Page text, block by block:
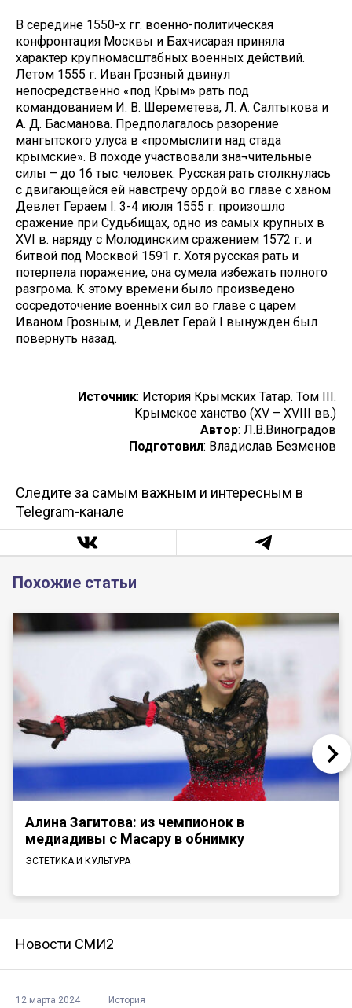
В середине 1550-х гг. военно-политическая
конфронтация Москвы и Бахчисарая приняла
характер крупномасштабных военных действий.
Летом 1555 г. Иван Грозный двинул
непосредственно «под Крым» рать под
командованием И. В. Шереметева, Л. А. Салтыкова и
А. Д. Басманова. Предполагалось разорение
мангытского улуса в «промыслити над стада
крымские». В походе участвовали зна¬чительные
силы – до 16 тыс. человек. Русская рать столкнулась
с двигающейся ей навстречу ордой во главе с ханом
Девлет Гераем I. 3-4 июля 1555 г. произошло
сражение при Судьбищах, одно из самых крупных в
XVI в. наряду с Молодинским сражением 1572 г. и
битвой под Москвой 1591 г. Хотя русская рать и
потерпела поражение, она сумела избежать полного
разгрома. К этому времени было произведено
сосредоточение военных сил во главе с царем
Иваном Грозным, и Девлет Герай I вынужден был
повернуть назад.
Источник: История Крымских Татар. Том III.
Крымское ханство (XV – XVIII вв.)
Автор: Л.В.Виноградов
Подготовил: Владислав Безменов
Следите за самым важным и интересным в
Telegram-канале
Похожие статьи
Алина Загитова: из чемпионок в
медиадивы с Масару в обнимку
ЭСТЕТИКА И КУЛЬТУРА
Новости СМИ2
12 марта 2024 История